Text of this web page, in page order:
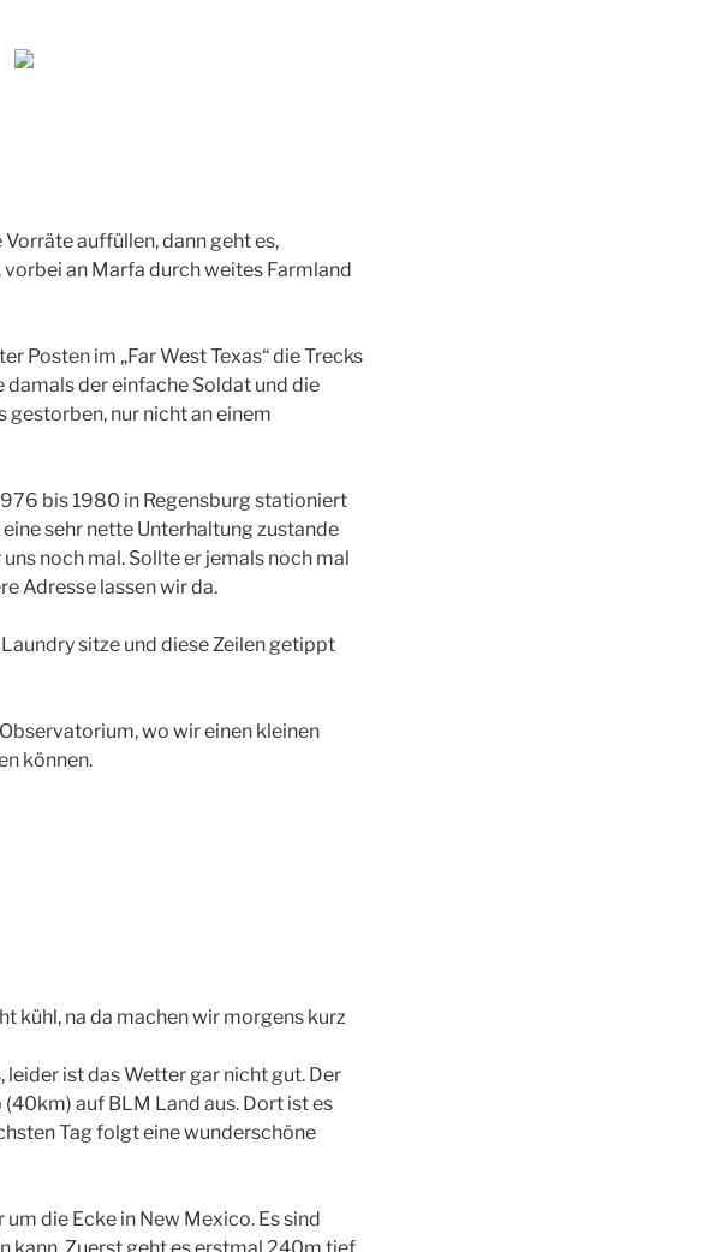
auffüllen, dann geht es,
an Marfa durch weites Farmland
Posten im „Far West Texas“ die Trecks
damals der einfache Soldat und die
gestorben, nur nicht an einem
bis 1980 in Regensburg stationiert
sehr nette Unterhaltung zustande
noch mal. Sollte er jemals noch mal
Adresse lassen wir da.
sitze und diese Zeilen getippt
wo wir einen kleinen
können.
kühl, na da machen wir morgens kurz
ist das Wetter gar nicht gut. Der
auf BLM Land aus. Dort ist es
Tag folgt eine wunderschöne
die Ecke in New Mexico. Es sind